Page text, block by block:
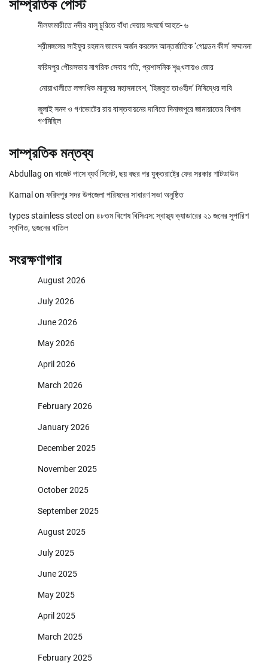
সাম্প্রতিক পোস্ট
নীলফামারীতে নদীর বালু চুরিতে বাঁধা দেয়ায় সংঘর্ষে আহত- ৬
শ্রীমঙ্গলের সাইফুর রহমান জাবেদ অর্জন করলেন আন্তর্জাতিক ‘গোল্ডেন কীস’ সম্মাননা
ফরিদপুর পৌরসভায় নাগরিক সেবায় গতি, প্রশাসনিক শৃঙ্খলায়ও জোর
নোয়াখালীতে লক্ষাধিক মানুষের মহাসমাবেশ, ‘হিজবুত তাওহীদ’ নিষিদ্ধের দাবি
জুলাই সনদ ও গণভোটের রায় বাস্তবায়নের দাবিতে দিনাজপুরে জামায়াতের বিশাল
গণমিছিল
সাম্প্রতিক মন্তব্য
Abdullag on বাজেট পাসে ব্যর্থ সিনেট, ছয় বছর পর যুক্তরাষ্ট্রে ফের সরকার শাটডাউন
Kamal on ফরিদপুর সদর উপজেলা পরিষদের সাধারণ সভা অনুষ্ঠিত
types stainless steel on ৪৮তম বিশেষ বিসিএস: স্বাস্থ্য ক্যাডারের ২১ জনের সুপারিশ
স্থগিত, দুজনের বাতিল
সংরক্ষণাগার
August 2026
July 2026
June 2026
May 2026
April 2026
March 2026
February 2026
January 2026
December 2025
November 2025
October 2025
September 2025
August 2025
July 2025
June 2025
May 2025
April 2025
March 2025
February 2025